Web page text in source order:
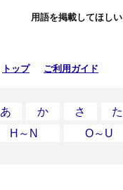
用語を掲載してほしい
トップ ご利用ガイド
あ か さ た
H～N O～U